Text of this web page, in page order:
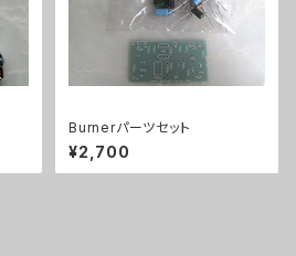
Burnerパーツセット
¥2,700